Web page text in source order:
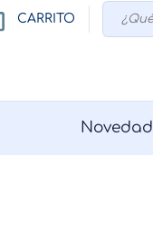
CARRITO
Buscar
por:
Novedad